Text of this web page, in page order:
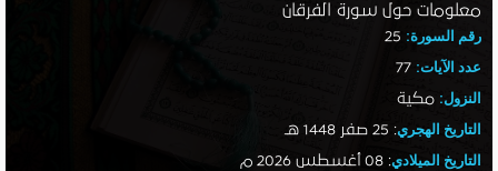
معلومات حول سورة الفرقان
رقم السورة:
عدد الآيات:
النزول: مكية
التاريخ الهجري: 25 صفر 1448 هـ
التاريخ الميلادي: 08 أغسطس 2026 م